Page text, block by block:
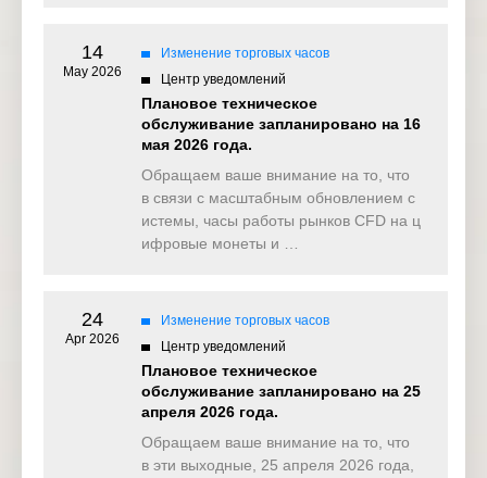
14
May 2026
Изменение торговых часов
Центр уведомлений
Плановое техническое
обслуживание запланировано на 16
мая 2026 года.
Обращаем ваше внимание на то, что
в связи с масштабным обновлением с
истемы, часы работы рынков CFD на ц
ифровые монеты и …
24
Apr 2026
Изменение торговых часов
Центр уведомлений
Плановое техническое
обслуживание запланировано на 25
апреля 2026 года.
Обращаем ваше внимание на то, что
в эти выходные, 25 апреля 2026 года,